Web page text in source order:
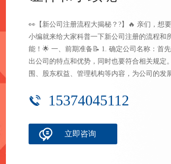
👀【新公司注册流程大揭秘？?】🔥 亲们，想
小编就来给大家科普一下新公司注册的流程和
能！🌟 一、前期准备📝 1. 确定公司名称：首
出公司的特点和优势，同时也要符合相关规定
围、股东权益、管理机构等内容，为公司的发
15374045112
立即咨询